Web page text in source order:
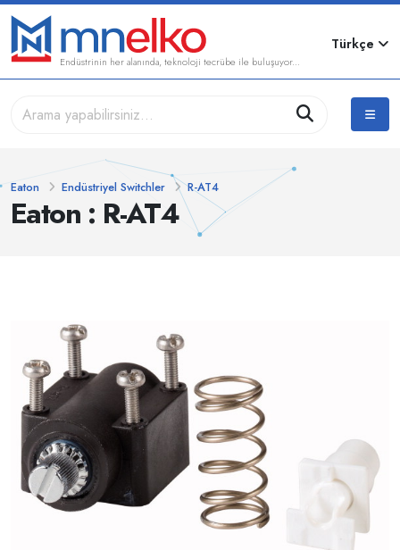
Endüstrinin her alanında, teknoloji tecrübe ile buluşuyor...
Türkçe
Eaton : R-AT4
Eaton Endüstriyel Switchler R-AT4